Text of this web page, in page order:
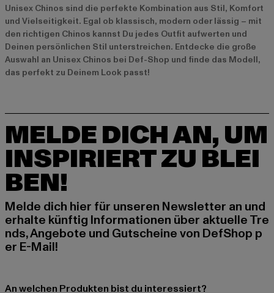
Unisex Chinos sind die perfekte Kombination aus Stil, Komfort
und Vielseitigkeit. Egal ob klassisch, modern oder lässig – mit
den richtigen Chinos kannst Du jedes Outfit aufwerten und
Deinen persönlichen Stil unterstreichen. Entdecke die große
Auswahl an Unisex Chinos bei Def-Shop und finde das Modell,
das perfekt zu Deinem Look passt!
MELDE DICH AN, UM
INSPIRIERT ZU BLEI
BEN!
Melde dich hier für unseren Newsletter an und
erhalte künftig Informationen über aktuelle Tre
nds, Angebote und Gutscheine von DefShop p
er E-Mail!
An welchen Produkten bist du interessiert?